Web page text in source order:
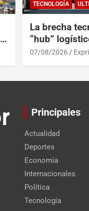
TECNOLOGÍA
La brecha
“hub”
07/08/2026
Principales
Actualidad
Deportes
Economía
Internacionales
Política
Tecnología